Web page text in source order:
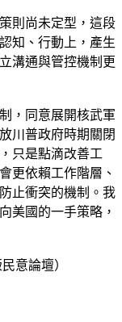
則尚未定型，這段
知、行動上，產生
溝通與管控機制更
，同意展開核武軍
川普政府時期關閉
只是點滴改善工
更依賴工作階層、
止衝突的機制。我
美國的一手策略，
意論壇）